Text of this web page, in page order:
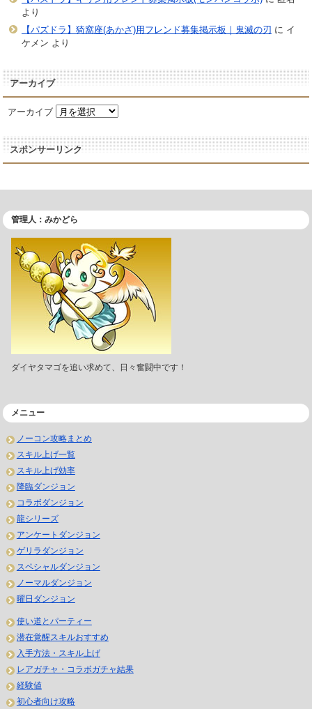
より
【パズドラ】猗窩座(あかざ)用フレンド募集掲示板｜鬼滅の刃 に イ
ケメン より
アーカイブ
アーカイブ
スポンサーリンク
管理人：みかどら
ダイヤタマゴを追い求めて、日々奮闘中です！
メニュー
ノーコン攻略まとめ
スキル上げ一覧
スキル上げ効率
降臨ダンジョン
コラボダンジョン
龍シリーズ
アンケートダンジョン
ゲリラダンジョン
スペシャルダンジョン
ノーマルダンジョン
曜日ダンジョン
使い道とパーティー
潜在覚醒スキルおすすめ
入手方法・スキル上げ
レアガチャ・コラボガチャ結果
経験値
初心者向け攻略